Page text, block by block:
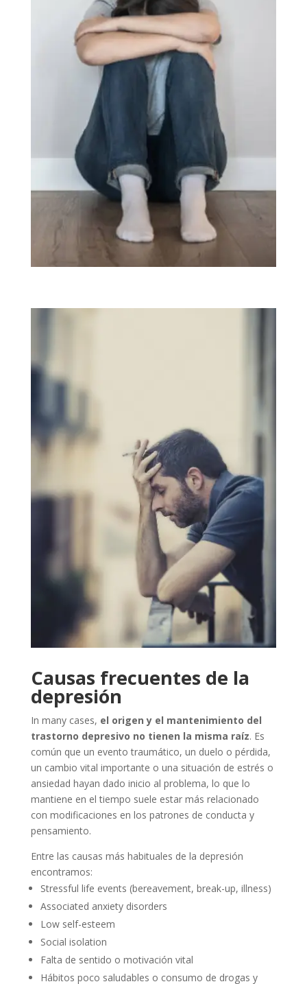
Causas frecuentes de la
depresión
In many cases, el origen y el mantenimiento del
trastorno depresivo no tienen la misma raíz. Es
común que un evento traumático, un duelo o pérdida,
un cambio vital importante o una situación de estrés o
ansiedad hayan dado inicio al problema, lo que lo
mantiene en el tiempo suele estar más relacionado
con modificaciones en los patrones de conducta y
pensamiento.
Entre las causas más habituales de la depresión
encontramos:
Stressful life events (bereavement, break-up, illness)
Associated anxiety disorders
Low self-esteem
Social isolation
Falta de sentido o motivación vital
Hábitos poco saludables o consumo de drogas y